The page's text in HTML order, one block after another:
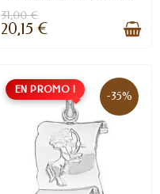
31,00 €
20,15 €
EN PROMO ! -35%